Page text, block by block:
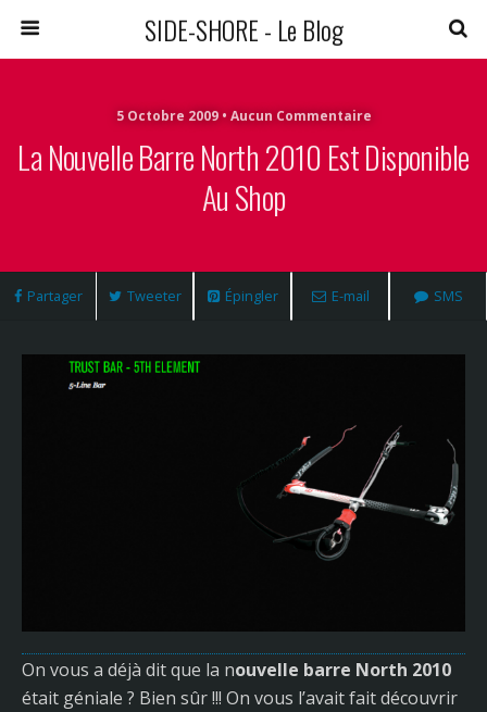
SIDE-SHORE - Le Blog
5 Octobre 2009 • Aucun Commentaire
La Nouvelle Barre North 2010 Est Disponible
Au Shop
Partager Tweeter Épingler E-mail SMS
On vous a déjà dit que la nouvelle barre North 2010
était géniale ? Bien sûr !!! On vous l’avait fait découvrir